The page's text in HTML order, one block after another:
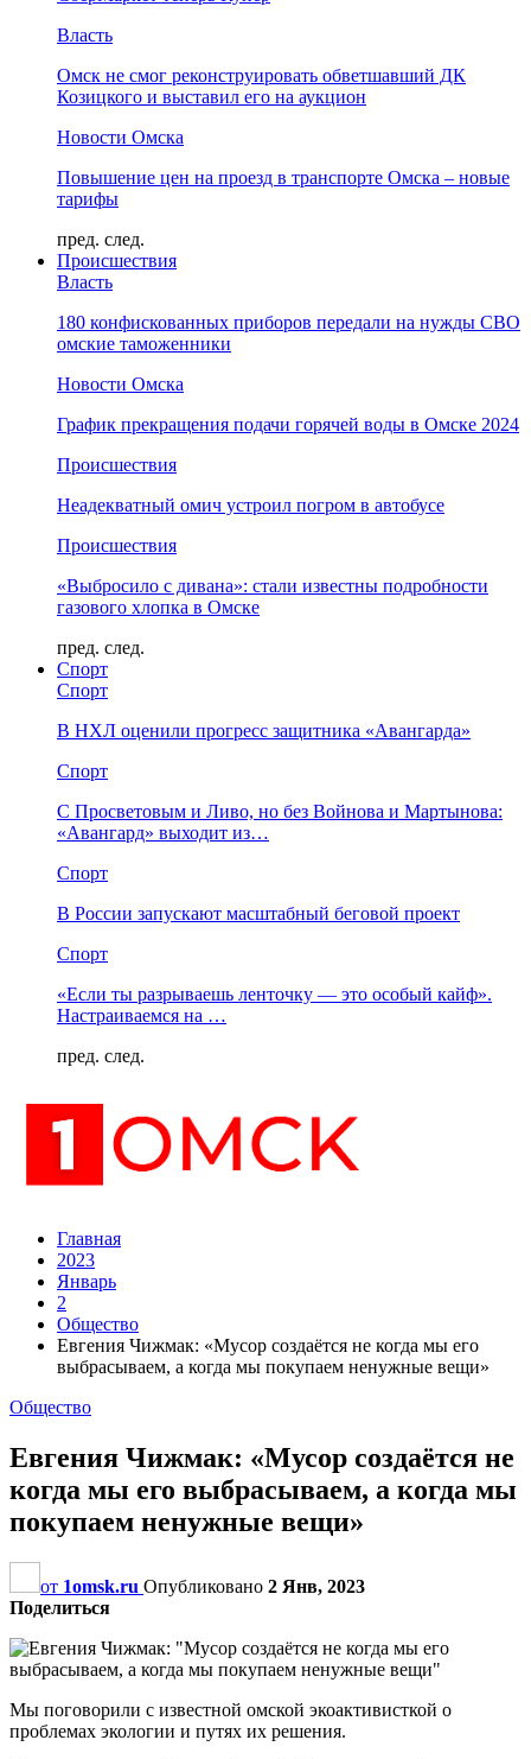
Власть
Омск не смог реконструировать обветшавший ДК
Козицкого и выставил его на аукцион
Новости Омска
Повышение цен на проезд в транспорте Омска – новые
тарифы
пред. след.
Происшествия
Власть
180 конфискованных приборов передали на нужды СВО
омские таможенники
Новости Омска
График прекращения подачи горячей воды в Омске 2024
Происшествия
Неадекватный омич устроил погром в автобусе
Происшествия
«Выбросило с дивана»: стали известны подробности
газового хлопка в Омске
пред. след.
Спорт
Спорт
В НХЛ оценили прогресс защитника «Авангарда»
Спорт
С Просветовым и Ливо, но без Войнова и Мартынова:
«Авангард» выходит из…
Спорт
В России запускают масштабный беговой проект
Спорт
«Если ты разрываешь ленточку — это особый кайф».
Настраиваемся на …
пред. след.
Главная
2023
Январь
2
Общество
Евгения Чижмак: «Мусор создаётся не когда мы его
выбрасываем, а когда мы покупаем ненужные вещи»
Общество
Евгения Чижмак: «Мусор создаётся не
когда мы его выбрасываем, а когда мы
покупаем ненужные вещи»
от 1omsk.ru Опубликовано 2 Янв, 2023
Поделиться
Мы поговорили с известной омской экоактивисткой о
проблемах экологии и путях их решения.